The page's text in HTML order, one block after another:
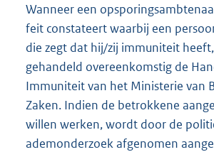
Wanneer een
feit constateert waarbij een
die zegt dat hij/zij immuniteit
gehandeld overeenkomstig de
Immuniteit van het Ministerie van
Zaken. Indien de betrokkene
willen werken, wordt door de
ademonderzoek afgenomen